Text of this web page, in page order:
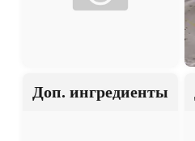
Доп. ингредиенты